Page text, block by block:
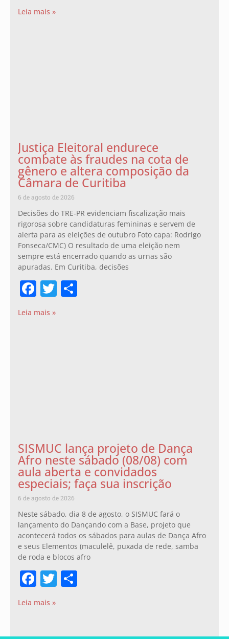
Leia mais »
Justiça Eleitoral endurece
combate às fraudes na cota de
gênero e altera composição da
Câmara de Curitiba
6 de agosto de 2026
Decisões do TRE-PR evidenciam fiscalização mais
rigorosa sobre candidaturas femininas e servem de
alerta para as eleições de outubro Foto capa: Rodrigo
Fonseca/CMC) O resultado de uma eleição nem
sempre está encerrado quando as urnas são
apuradas. Em Curitiba, decisões
Facebook
Twitter
Leia mais »
SISMUC lança projeto de Dança
Afro neste sábado (08/08) com
aula aberta e convidados
especiais; faça sua inscrição
6 de agosto de 2026
Neste sábado, dia 8 de agosto, o SISMUC fará o
lançamento do Dançando com a Base, projeto que
acontecerá todos os sábados para aulas de Dança Afro
e seus Elementos (maculelê, puxada de rede, samba
de roda e blocos afro
Facebook
Twitter
Leia mais »